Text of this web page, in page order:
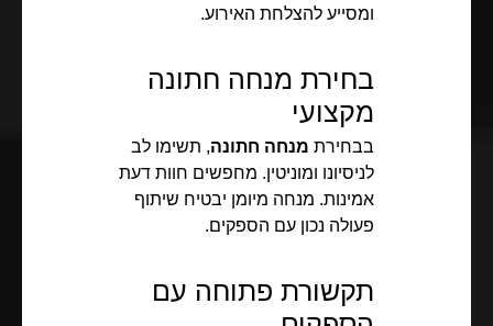
ומסייע להצלחת האירוע.
בחירת מנחה חתונה
מקצועי
בבחירת מנחה חתונה, תשימו לב
לניסיונו ומוניטין. מחפשים חוות דעת
אמינות. מנחה מיומן יבטיח שיתוף
פעולה נכון עם הספקים.
תקשורת פתוחה עם